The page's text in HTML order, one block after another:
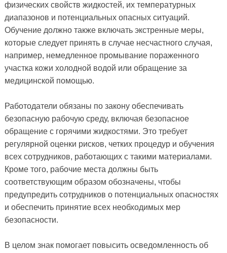
физических свойств жидкостей, их температурных
диапазонов и потенциальных опасных ситуаций.
Обучение должно также включать экстренные меры,
которые следует принять в случае несчастного случая,
например, немедленное промывание пораженного
участка кожи холодной водой или обращение за
медицинской помощью.
Работодатели обязаны по закону обеспечивать
безопасную рабочую среду, включая безопасное
обращение с горячими жидкостями. Это требует
регулярной оценки рисков, четких процедур и обучения
всех сотрудников, работающих с такими материалами.
Кроме того, рабочие места должны быть
соответствующим образом обозначены, чтобы
предупредить сотрудников о потенциальных опасностях
и обеспечить принятие всех необходимых мер
безопасности.
В целом знак помогает повысить осведомленность об